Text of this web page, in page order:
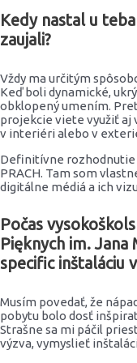
Kedy nastal u
zaujali?
Vždy ma určitým
Keď boli dynamické,
obklopený umením.
projekcie viete využiť aj
v interiéri alebo v
Definitívne rozhodnutie
PRACH. Tam som
digitálne médiá a ich
Počas
Pięknych im.
specific inštaláciu
Musím povedať, že
pobytu bolo dosť
Strašne sa mi páčil
výzva, vymyslieť